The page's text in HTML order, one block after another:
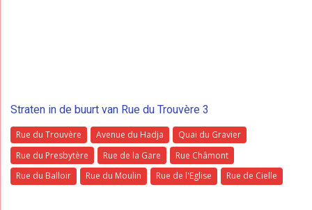
Straten in de buurt van Rue du Trouvère 3
Rue du Trouvère Avenue du Hadja
Quai du Gravier
Rue du Presbytère
Rue de la Gare
Rue Châmont
Rue du Balloir
Rue du Moulin Rue de l'Eglise Rue de Cielle